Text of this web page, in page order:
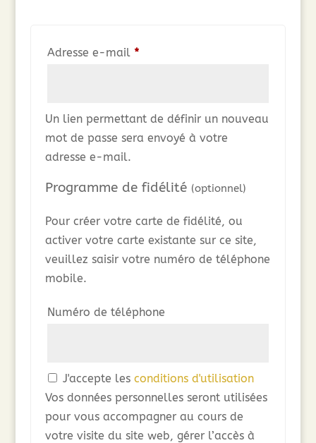
Adresse e-mail *Obligatoire
Un lien permettant de définir un nouveau
mot de passe sera envoyé à votre
adresse e-mail.
Programme de fidélité (optionnel)
Pour créer votre carte de fidélité, ou
activer votre carte existante sur ce site,
veuillez saisir votre numéro de téléphone
mobile.
Numéro de téléphone
J'accepte les conditions d'utilisation
Vos données personnelles seront utilisées
pour vous accompagner au cours de
votre visite du site web, gérer l’accès à